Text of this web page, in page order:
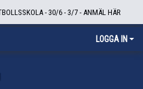
- 30/6 - 3/7 - ANMÄL HÄR
LOGGA IN